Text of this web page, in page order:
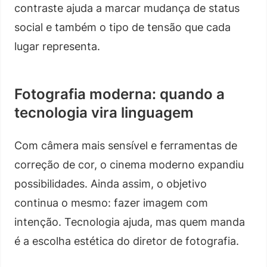
contraste ajuda a marcar mudança de status
social e também o tipo de tensão que cada
lugar representa.
Fotografia moderna: quando a
tecnologia vira linguagem
Com câmera mais sensível e ferramentas de
correção de cor, o cinema moderno expandiu
possibilidades. Ainda assim, o objetivo
continua o mesmo: fazer imagem com
intenção. Tecnologia ajuda, mas quem manda
é a escolha estética do diretor de fotografia.